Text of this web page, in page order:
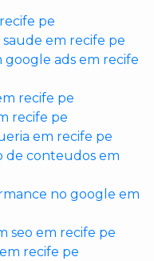
pe
saude em recife pe
google ads em recife
recife pe
recife pe
em recife pe
de conteudos em
no google em
seo em recife pe
recife pe